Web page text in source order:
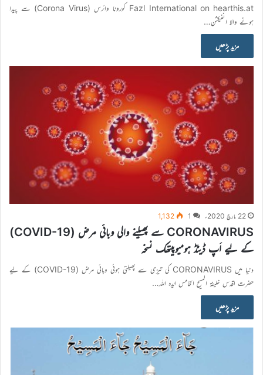
Fazl International on hearthis.at کورونا وائرس (Corona Virus) سے پیدا
ہونے والا انفیکشن…
مزید پڑھیں
22 مارچ 2020ء 1
1,132
CORONAVIRUS سے پھیلنے والی وبائی مرض (COVID-19)
کے لیے اَپ ڈیٹڈ ہومیوپیتھک نسخہ
دنیا میں CORONAVIRUS کی تیزی سے پھیلتی ہوئی وبائی مرض (COVID-19) کے لیے
حضرت اقدس خلیفۃ المسیح الخامس ایّدہ اللہ…
مزید پڑھیں